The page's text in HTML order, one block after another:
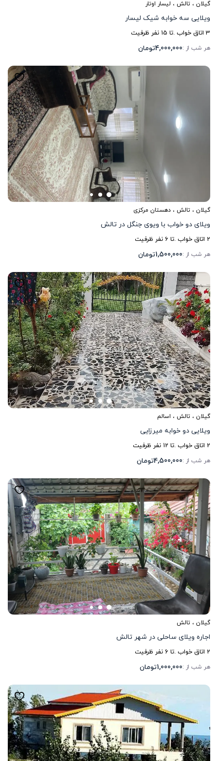
گیلان ، تالش ، لیسار اوتار
ویلایی سه خوابه شیک لیسار
3 اتاق خواب .تا 15 نفر ظرفیت
هر شب از :4,000,000تومان
گیلان ، تالش ، دهستان مرکزی
ویلای دو خواب با ویوی جنگل در تالش
2 اتاق خواب .تا 6نفر ظرفیت
هر شب از :1,500,000تومان
گیلان ، تالش ، اسالم
ویلایی دو خوابه میرزایی
2 اتاق خواب .تا 12 نفر ظرفیت
هر شب از :4,500,000تومان
گیلان ، تالش
اجاره ویلای ساحلی در شهر تالش
2 اتاق خواب .تا 6نفر ظرفیت
هر شب از :1,000,000تومان